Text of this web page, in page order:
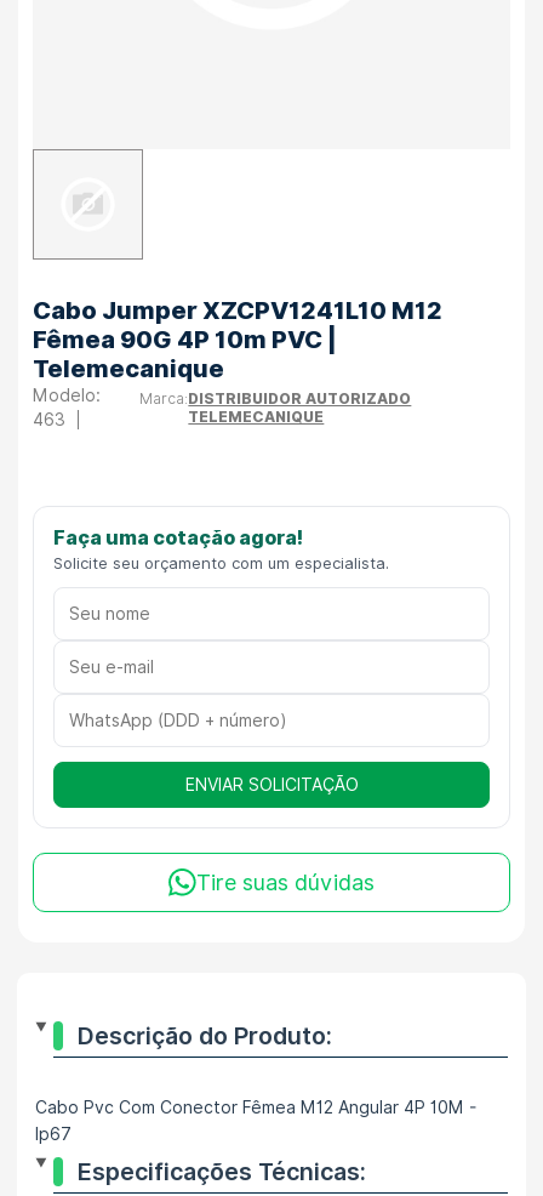
Cabo Jumper XZCPV1241L10 M12
Fêmea 90G 4P 10m PVC |
Telemecanique
463
DISTRIBUIDOR AUTORIZADO
TELEMECANIQUE
Faça uma cotação agora!
Solicite seu orçamento com um especialista.
ENVIAR SOLICITAÇÃO
Tire suas dúvidas
Descrição do Produto:
Cabo Pvc Com Conector Fêmea M12 Angular 4P 10M -
Ip67
Especificações Técnicas: